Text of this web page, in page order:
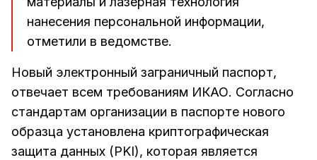
нанесения персональной информации,
отметили в ведомстве.
Новый электронный заграничный паспорт,
отвечает всем требованиям ИКАО. Согласно
стандартам организации в паспорте нового
образца установлена криптографическая
защита данных (PKI), которая является